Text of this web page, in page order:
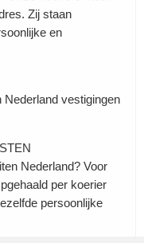
Zij staan
en
Nederland vestigingen
Nederland? Voor
per koerier
persoonlijke